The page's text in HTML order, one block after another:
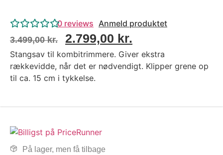
0 reviews Anmeld produktet
3.499,00kr. 2.799,00 kr.
Stangsav til kombitrimmere. Giver ekstra
rækkevidde, når det er nødvendigt. Klipper grene op
til ca. 15 cm i tykkelse.
På lager, men få tilbage